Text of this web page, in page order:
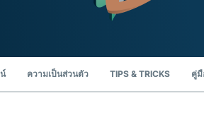
ความเป็นส่วนตัว TIPS & TRICKS คู่มื